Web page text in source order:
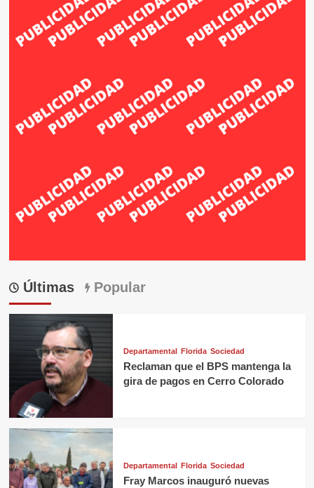
Últimas Popular
Departamental Florida Sociedad
Reclaman que el BPS mantenga la
gira de pagos en Cerro Colorado
Departamental Florida Sociedad
Fray Marcos inauguró nuevas